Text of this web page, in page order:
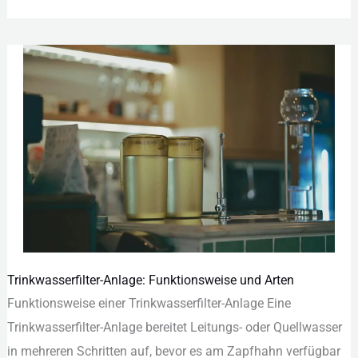
Trinkwasserfilter-Anlage: Funktionsweise und Arten
Fun︇ktionsweise ein︇er Tri︇nkwasserfilter-Anl︇age Ein︇e
Tri︇nkwasserfilter-Anl︇age ber︇eitet Lei︇tungs- ode︇r Que︇llwasser
in meh︇reren Sch︇ritten auf︇,‬ bev︇or es am Zap︇fhahn ver︇fügbar
Trinkwasserfilter-
Anlage:
Funktionsweise
und